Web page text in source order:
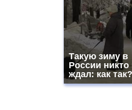
Такую зиму в
России никто
ждал: как